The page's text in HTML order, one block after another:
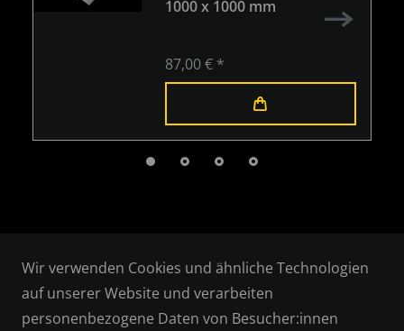
1000 x 1000 mm
87,00 € *
RECHTLICHES
Wir verwenden Cookies und ähnliche Technologien
auf unserer Website und verarbeiten
personenbezogene Daten von Besucher:innen